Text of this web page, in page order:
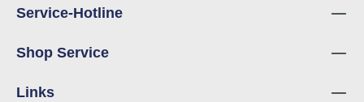
Service-Hotline
Shop Service
Links